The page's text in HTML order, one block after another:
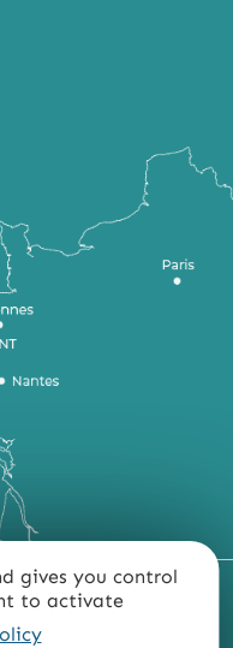
gives you control
to activate
PLAN DU SITE